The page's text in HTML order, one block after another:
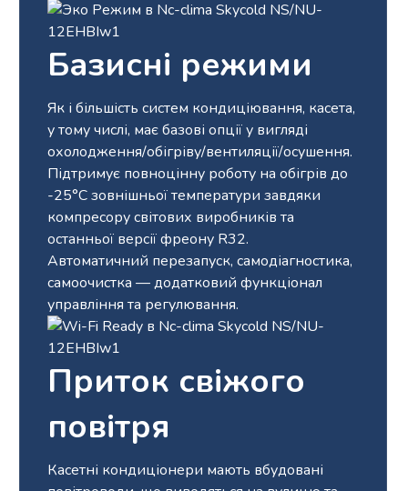
Базисні режими
Як і більшість систем кондиціювання, касета,
у тому числі, має базові опції у вигляді
охолодження/обігріву/вентиляції/осушення.
Підтримує повноцінну роботу на обігрів до
-25°С зовнішньої температури завдяки
компресору світових виробників та
останньої версії фреону R32.
Автоматичний перезапуск, самодіагностика,
самоочистка — додатковий функціонал
управління та регулювання.
Приток свіжого
повітря
Касетні кондиціонери мають вбудовані